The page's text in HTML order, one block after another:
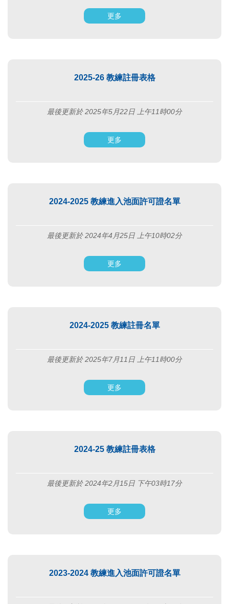
更多
2025-26 教練註冊表格
最後更新於 2025年5月22日 上午11時00分
更多
2024-2025 教練進入池面許可證名單
最後更新於 2024年4月25日 上午10時02分
更多
2024-2025 教練註冊名單
最後更新於 2025年7月11日 上午11時00分
更多
2024-25 教練註冊表格
最後更新於 2024年2月15日 下午03時17分
更多
2023-2024 教練進入池面許可證名單